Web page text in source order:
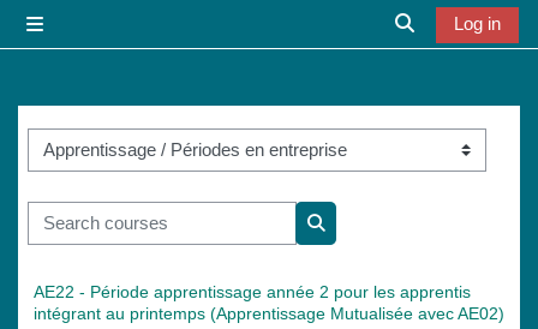
Toggle search
Log in
Course categories
Search courses
AE22 - Période apprentissage année 2 pour les apprentis
intégrant au printemps (Apprentissage Mutualisée avec AE02)